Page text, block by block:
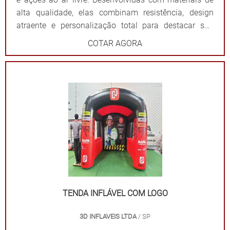
alta qualidade, elas combinam resistência, design
atraente e personalização total para destacar sua
marca de forma impactante. Cada tenda é projetada
ampla visibilidade com cores vibrantes e áreas
mensagem. Além de proteger contra sol ou chuva,
elas criam um ponto de referência visual que atrai o
público e fortalece sua presença em qualquer evento.
Por que escolher as tendas infláveis da 3D Mídia
impressões exclusivas. Praticidade: Fácil transporte,
montagem e desmontagem. Durabilidade: Feitas com
materiais resistentes para uso frequente. Impacto
visual: Garantem destaque em meio a qualquer
inesquecível com uma solução que combina
COTAR AGORA
TENDA INFLÁVEL COM LOGO
3D INFLAVEIS LTDA/ SP